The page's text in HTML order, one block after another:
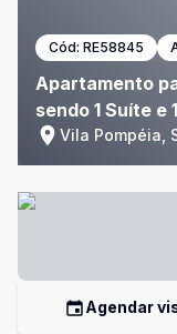
Cód: RE58845
Apartamento
sendo 1 Suíte e
Vila Pompéia,
Agendar